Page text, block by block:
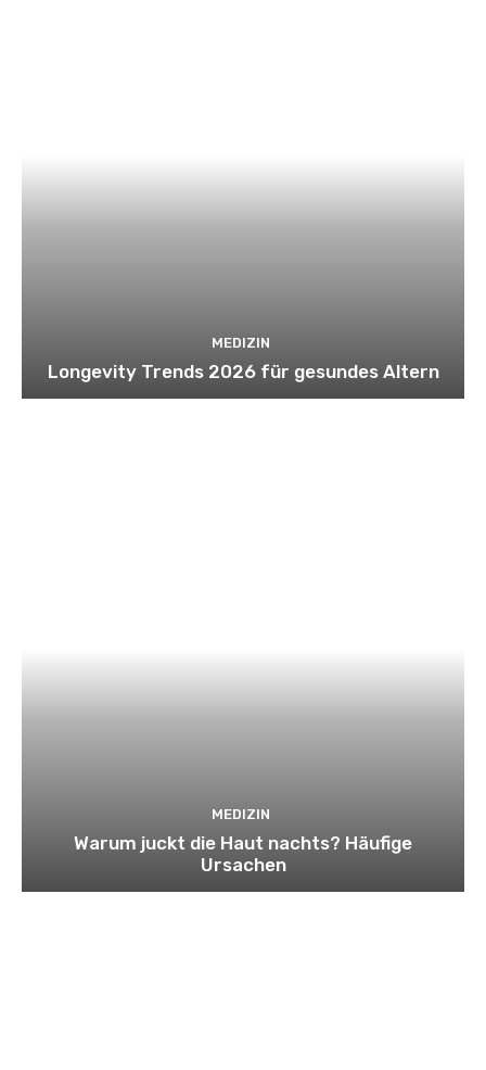
MEDIZIN
Longevity Trends 2026 für gesundes Altern
MEDIZIN
Warum juckt die Haut nachts? Häufige
Ursachen